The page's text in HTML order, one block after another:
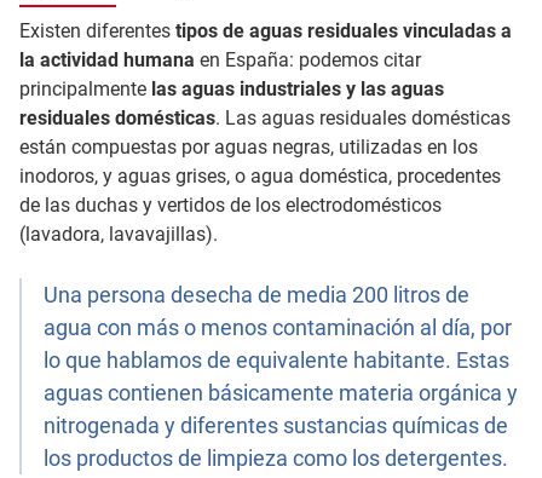
Existen diferentes tipos de aguas residuales vinculadas a
la actividad humana en España: podemos citar
principalmente las aguas industriales y las aguas
residuales domésticas. Las aguas residuales domésticas
están compuestas por aguas negras, utilizadas en los
inodoros, y aguas grises, o agua doméstica, procedentes
de las duchas y vertidos de los electrodomésticos
(lavadora, lavavajillas).
Una persona desecha de media 200 litros de
agua con más o menos contaminación al día, por
lo que hablamos de equivalente habitante. Estas
aguas contienen básicamente materia orgánica y
nitrogenada y diferentes sustancias químicas de
los productos de limpieza como los detergentes.